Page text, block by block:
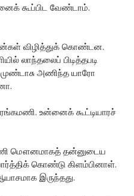
கூப்பிட வேண்டாம்.
விழித்துக் கொண்டன.
லாந்தலைப் பிடித்தபடி
முண்டாசு அணிந்த யாரோ
ரங்கமணி. உன்னைக் கூட்டியாரச்
மௌனமாகத் தன்னுடைய
கொண்டு கிளம்பினாள்.
இருந்தது.